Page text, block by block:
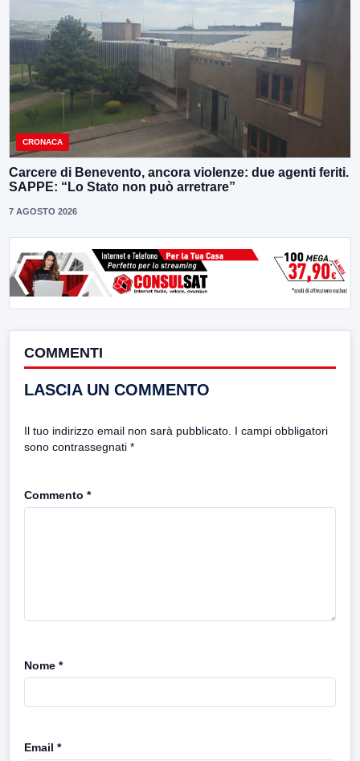
CRONACA
Carcere di Benevento, ancora violenze: due agenti feriti.
SAPPE: “Lo Stato non può arretrare”
7 AGOSTO 2026
COMMENTI
LASCIA UN COMMENTO
Il tuo indirizzo email non sarà pubblicato. I campi obbligatori
sono contrassegnati *
Commento *
Nome *
Email *